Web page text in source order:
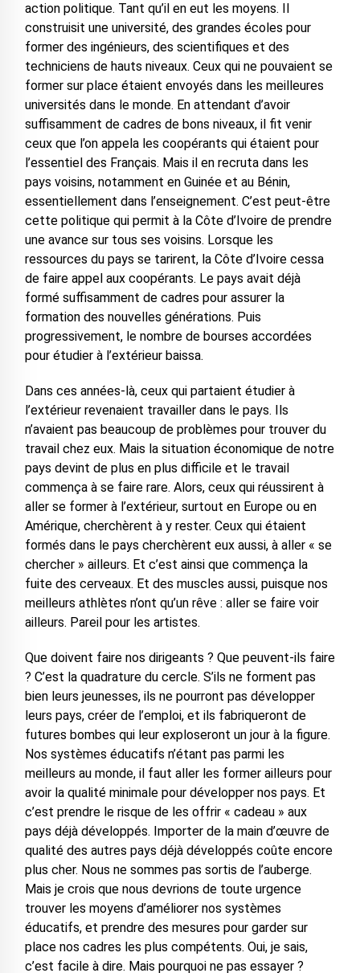
action politique. Tant qu’il en eut les moyens. Il
construisit une université, des grandes écoles pour
former des ingénieurs, des scientifiques et des
techniciens de hauts niveaux. Ceux qui ne pouvaient se
former sur place étaient envoyés dans les meilleures
universités dans le monde. En attendant d’avoir
suffisamment de cadres de bons niveaux, il fit venir
ceux que l’on appela les coopérants qui étaient pour
l’essentiel des Français. Mais il en recruta dans les
pays voisins, notamment en Guinée et au Bénin,
essentiellement dans l’enseignement. C’est peut-être
cette politique qui permit à la Côte d’Ivoire de prendre
une avance sur tous ses voisins. Lorsque les
ressources du pays se tarirent, la Côte d’Ivoire cessa
de faire appel aux coopérants. Le pays avait déjà
formé suffisamment de cadres pour assurer la
formation des nouvelles générations. Puis
progressivement, le nombre de bourses accordées
pour étudier à l’extérieur baissa.
Dans ces années-là, ceux qui partaient étudier à
l’extérieur revenaient travailler dans le pays. Ils
n’avaient pas beaucoup de problèmes pour trouver du
travail chez eux. Mais la situation économique de notre
pays devint de plus en plus difficile et le travail
commença à se faire rare. Alors, ceux qui réussirent à
aller se former à l’extérieur, surtout en Europe ou en
Amérique, cherchèrent à y rester. Ceux qui étaient
formés dans le pays cherchèrent eux aussi, à aller « se
chercher » ailleurs. Et c’est ainsi que commença la
fuite des cerveaux. Et des muscles aussi, puisque nos
meilleurs athlètes n’ont qu’un rêve : aller se faire voir
ailleurs. Pareil pour les artistes.
Que doivent faire nos dirigeants ? Que peuvent-ils faire
? C’est la quadrature du cercle. S’ils ne forment pas
bien leurs jeunesses, ils ne pourront pas développer
leurs pays, créer de l’emploi, et ils fabriqueront de
futures bombes qui leur exploseront un jour à la figure.
Nos systèmes éducatifs n’étant pas parmi les
meilleurs au monde, il faut aller les former ailleurs pour
avoir la qualité minimale pour développer nos pays. Et
c’est prendre le risque de les offrir « cadeau » aux
pays déjà développés. Importer de la main d’œuvre de
qualité des autres pays déjà développés coûte encore
plus cher. Nous ne sommes pas sortis de l’auberge.
Mais je crois que nous devrions de toute urgence
trouver les moyens d’améliorer nos systèmes
éducatifs, et prendre des mesures pour garder sur
place nos cadres les plus compétents. Oui, je sais,
c’est facile à dire. Mais pourquoi ne pas essayer ?